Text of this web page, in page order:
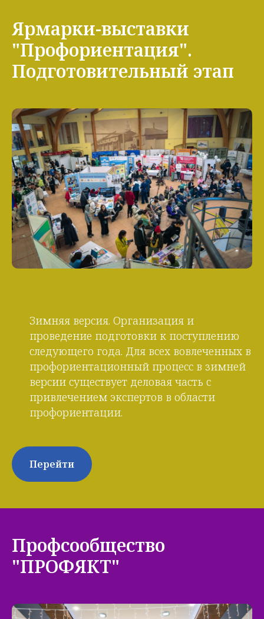
Ярмарки-выставки
"Профориентация".
Подготовительный этап
Зимняя версия. Организация и
проведение подготовки к поступлению
следующего года. Для всех вовлеченных в
профориентационный процесс в зимней
версии существует деловая часть с
привлечением экспертов в области
профориентации.
Перейти
Профсообщество
"ПРОФЯКТ"